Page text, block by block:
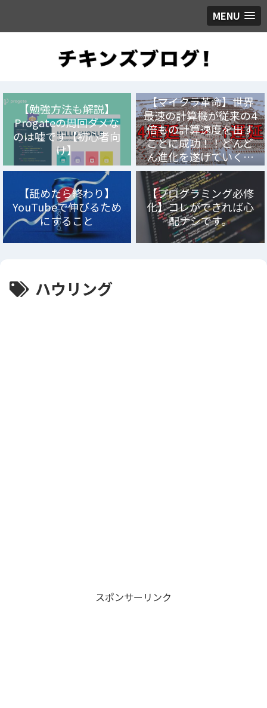
MENU
【勉強方法も解説】
Progateの周回ダメな
のは嘘です【初心者向
け】
【マイクラ革命】世界
最速の計算機が従来の4
倍もの計算速度を出す
ことに成功！！どんど
ん進化を遂げていく…
【舐めたら終わり】
YouTubeで伸びるため
にすること
【プログラミング必修
化】コレができれば心
配ナシです。
ハウリング
スポンサーリンク